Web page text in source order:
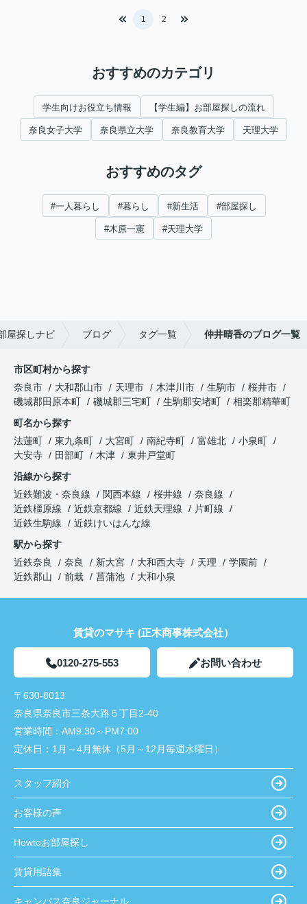
1 2
おすすめのカテゴリ
学生向けお役立ち情報 【学生編】お部屋探しの流れ
奈良女子大学 奈良県立大学 奈良教育大学 天理大学
おすすめのタグ
#一人暮らし #暮らし #新生活 #部屋探し
#木原一憲 #天理大学
屋探しナビ ブログ タグ一覧 仲井晴香のブログ一覧
市区町村から探す
奈良市
大和郡山市 天理市 木津川市 生駒市
桜井市
磯城郡田原本町
磯城郡三宅町 生駒郡安堵町
相楽郡精華町
町名から探す
法蓮町
東九条町 大宮町 南紀寺町 富雄北
小泉町
大安寺
田部町 木津
東井戸堂町
沿線から探す
近鉄難波・奈良線
関西本線 桜井線
奈良線
近鉄橿原線
近鉄京都線 近鉄天理線
片町線
近鉄生駒線
近鉄けいはんな線
駅から探す
近鉄奈良
奈良 新大宮 大和西大寺 天理
学園前
近鉄郡山
前栽 菖蒲池 大和小泉
賃貸のマサキ (正木商事株式会社）
0120-275-553 お問い合わせ
〒630-8013
奈良県奈良市三条大路５丁目2-40
営業時間： AM9:30～PM7:00
定休日： 1月～4月無休（5月～12月毎週水曜日）
スタッフ紹介
お客様の声
Howtoお部屋探し
賃貸用語集
キャンパス奈良ジャーナル